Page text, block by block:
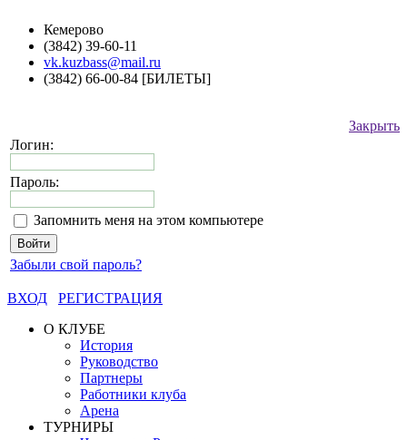
Кемерово
(3842) 39-60-11
vk.kuzbass@mail.ru
(3842) 66-00-84 [БИЛЕТЫ]
Закрыть
Логин:
Пароль:
Запомнить меня на этом компьютере
Забыли свой пароль?
ВХОД
РЕГИСТРАЦИЯ
О КЛУБЕ
История
Руководство
Партнеры
Работники клуба
Арена
ТУРНИРЫ